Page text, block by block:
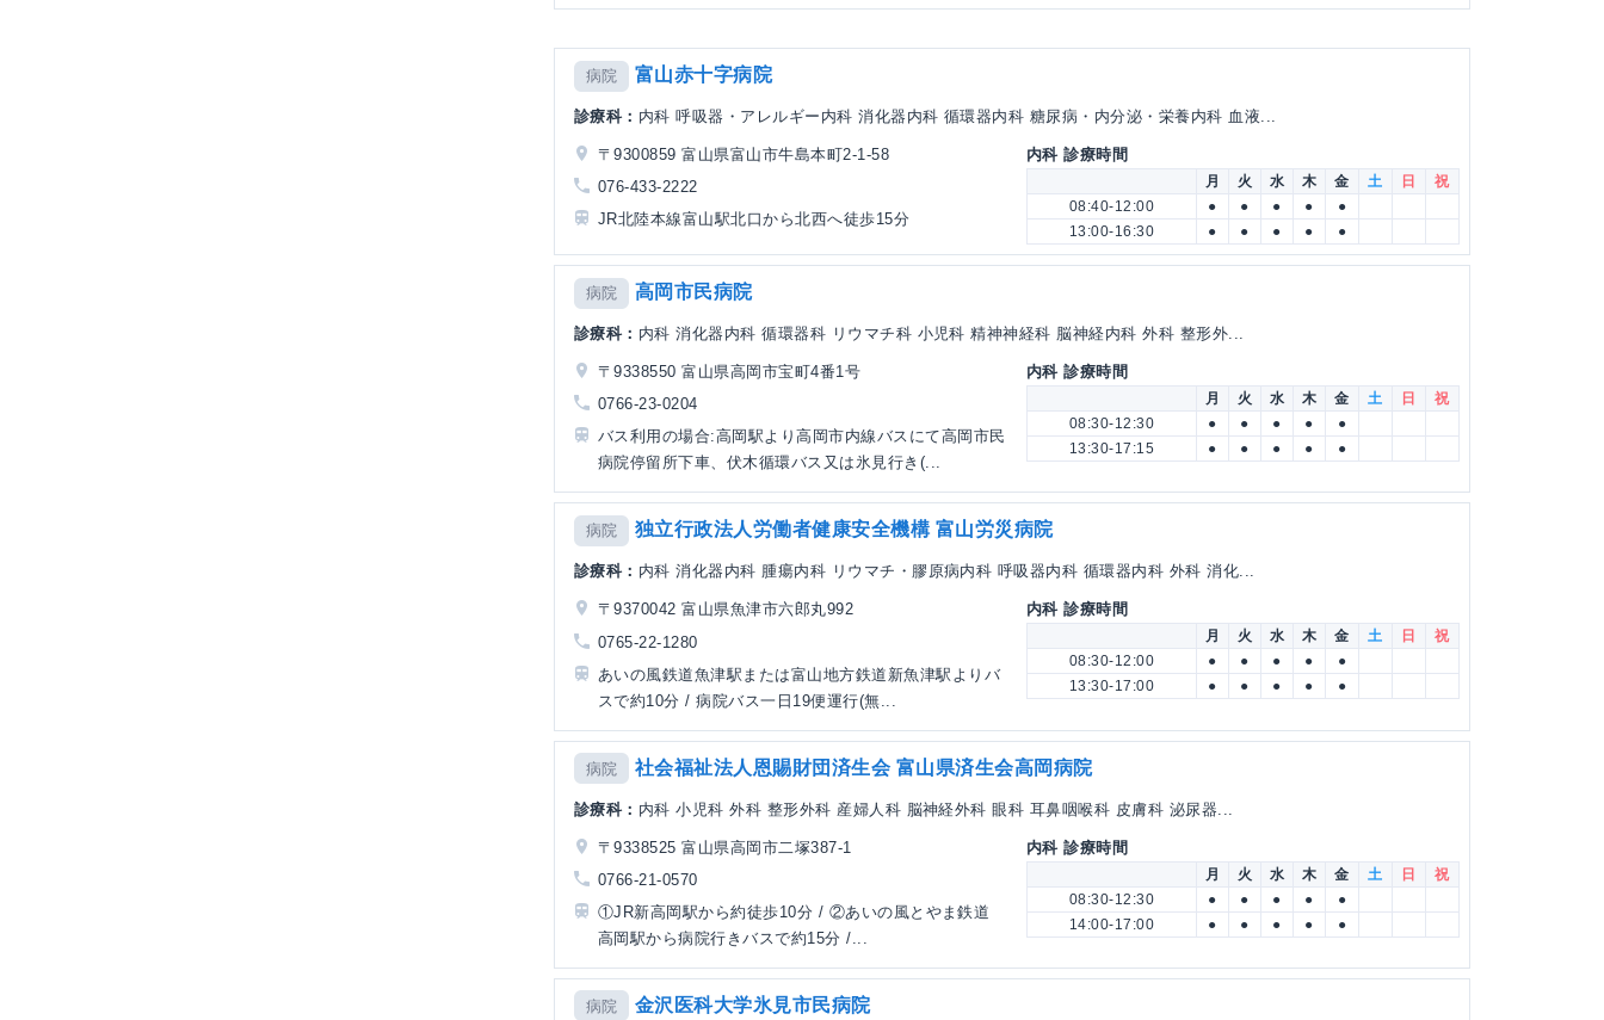
病院 富山赤十字病院
診療科： 内科 呼吸器・アレルギー内科 消化器内科 循環器内科 糖尿病・内分泌・栄養内科 血液...
〒9300859 富山県富山市牛島本町2-1-58
076-433-2222
JR北陸本線富山駅北口から北西へ徒歩15分
内科 診療時間
月 火 水 木 金 土 日
祝
08:40-12:00
● ● ● ●
●
13:00-16:30
● ● ● ● ●
病院 高岡市民病院
診療科： 内科 消化器内科 循環器科 リウマチ科 小児科 精神神経科 脳神経内科 外科 整形外...
〒9338550 富山県高岡市宝町4番1号
0766-23-0204
バス利用の場合:高岡駅より高岡市内線バスにて高岡市民
病院停留所下車、伏木循環バス又は氷見行き(...
内科 診療時間
月 火 水 木 金 土 日
祝
08:30-12:30
● ● ● ●
●
13:30-17:15
● ● ● ● ●
病院 独立行政法人労働者健康安全機構 富山労災病院
診療科： 内科 消化器内科 腫瘍内科 リウマチ・膠原病内科 呼吸器内科 循環器内科 外科 消化...
〒9370042 富山県魚津市六郎丸992
0765-22-1280
あいの風鉄道魚津駅または富山地方鉄道新魚津駅よりバ
スで約10分 / 病院バス一日19便運行(無...
内科 診療時間
月 火 水 木 金 土 日
祝
08:30-12:00
● ● ● ●
●
13:30-17:00
● ● ● ● ●
病院 社会福祉法人恩賜財団済生会 富山県済生会高岡病院
診療科： 内科 小児科 外科 整形外科 産婦人科 脳神経外科 眼科 耳鼻咽喉科 皮膚科 泌尿器...
〒9338525 富山県高岡市二塚387-1
0766-21-0570
①JR新高岡駅から約徒歩10分 / ②あいの風とやま鉄道
高岡駅から病院行きバスで約15分 /...
内科 診療時間
月 火 水 木 金 土 日
祝
08:30-12:30
● ● ● ●
●
14:00-17:00
● ● ● ● ●
病院 金沢医科大学氷見市民病院